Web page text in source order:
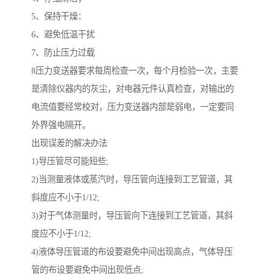
5、保持干燥：
6、避免低温干扰
7、防止压力过载
8压力变送器要求每周检查一次，每个月检验一次，主要
是清除仪器内的灰尘，对电器元件认真检查，对输出的
电流值要经常校对，压力变送器内部是弱电，一定要同
外界强电隔开。
出现误差的解决办法
1)导压管尽可能短些;
2)当测量液体或蒸汽时，导压管向连接到工艺管道，其
斜度应不小于1/12;
3)对于气体测量时，导压管向下连接到工艺管道，其斜
度应不小于1/12;
4)液体导压管道的布设要避免中间出现高点，气体导压
管的布设要避免中间出现低点;